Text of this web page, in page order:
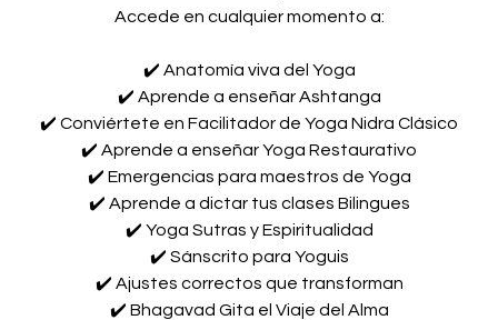
Accede en cualquier momento a:
✔️ Anatomía viva del Yoga
✔️ Aprende a enseñar Ashtanga
✔️ Conviértete en Facilitador de Yoga Nidra Clásico
✔️ Aprende a enseñar Yoga Restaurativo
✔️ Emergencias para maestros de Yoga
✔️ Aprende a dictar tus clases Bilingues
✔️ Yoga Sutras y Espiritualidad
✔️ Sánscrito para Yoguis
✔️ Ajustes correctos que transforman
✔️ Bhagavad Gita el Viaje del Alma